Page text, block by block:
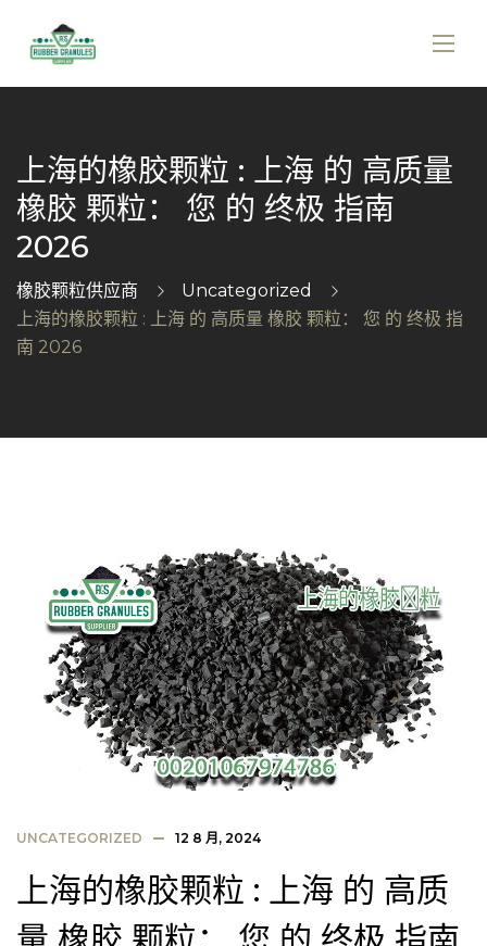
上海的橡胶颗粒 : 上海 的 高质量
橡胶 颗粒： 您 的 终极 指南
2026
橡胶颗粒供应商
Uncategorized
上海的橡胶颗粒 : 上海 的 高质量 橡胶 颗粒： 您 的 终极 指
南 2026
UNCATEGORIZED 12 8 月, 2024
上海的橡胶颗粒 : 上海 的 高质